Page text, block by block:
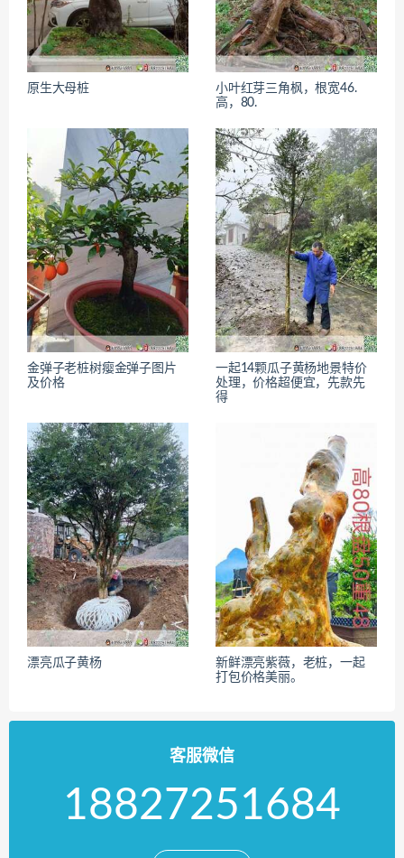
原生大母桩
小叶红芽三角枫，根宽46.
高，80.
金弹子老桩树瘿金弹子图片
及价格
一起14颗瓜子黄杨地景特价
处理，价格超便宜，先款先
得
漂亮瓜子黄杨
新鲜漂亮紫薇，老桩，一起
打包价格美丽。
客服微信
18827251684